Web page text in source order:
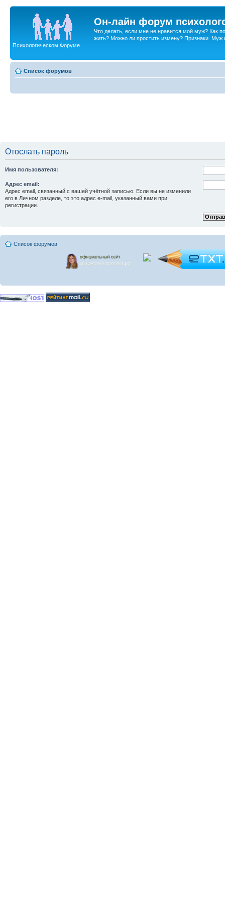
Он-лайн форум
Что делать, если мне не нравится мой муж? Как
жить? Можно ли простить измену? Признаки. Муж
Психологическом Форуме
Список форумов
Отослать пароль
Имя пользователя:
Адрес email:
Адрес email, связанный с вашей учётной записью. Если вы не изменили
его в Личном разделе, то это адрес e-mail, указанный вами при
регистрации.
Список форумов